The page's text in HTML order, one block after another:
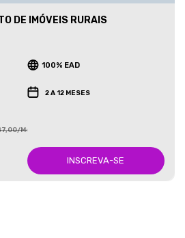
DE IMÓVEIS RURAIS
100% EAD
2 A 12 MESES
Mês
INSCREVA-SE